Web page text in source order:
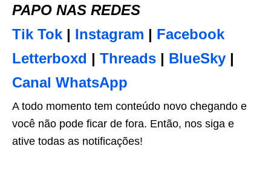
PAPO NAS REDES
Tik Tok | Instagram | Facebook
Letterboxd | Threads | BlueSky |
Canal WhatsApp
A todo momento tem conteúdo novo chegando e
você não pode ficar de fora. Então, nos siga e
ative todas as notificações!